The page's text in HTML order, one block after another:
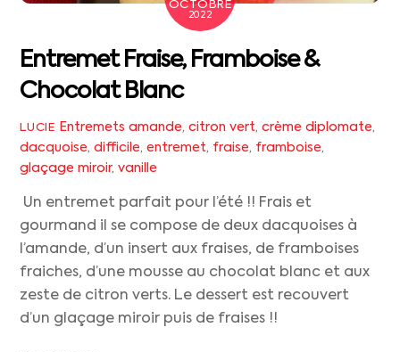
OCTOBRE
2022
Entremet Fraise, Framboise &
Chocolat Blanc
LUCIE Entremets amande, citron vert, crème diplomate,
dacquoise,difficile,entremet, fraise, framboise,
glaçage miroir,vanille
Un entremet parfait pour l’été !! Frais et
gourmand il se compose de deux dacquoises à
l’amande, d’un insert aux fraises, de framboises
fraiches, d’une mousse au chocolat blanc et aux
zeste de citron verts. Le dessert est recouvert
d’un glaçage miroir puis de fraises !!